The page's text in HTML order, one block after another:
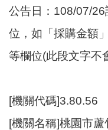
蘆
竹
紹
訊
公告日：108/07/
位，如「採購金額
等欄位(此段文字不
[機關代碼]3.80.56
[機關名稱]桃園市蘆